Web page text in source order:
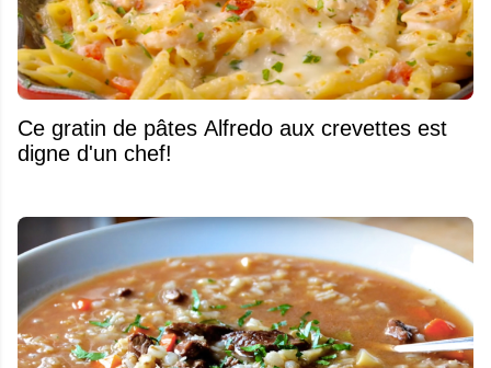
Ce gratin de pâtes Alfredo aux crevettes est
digne d'un chef!